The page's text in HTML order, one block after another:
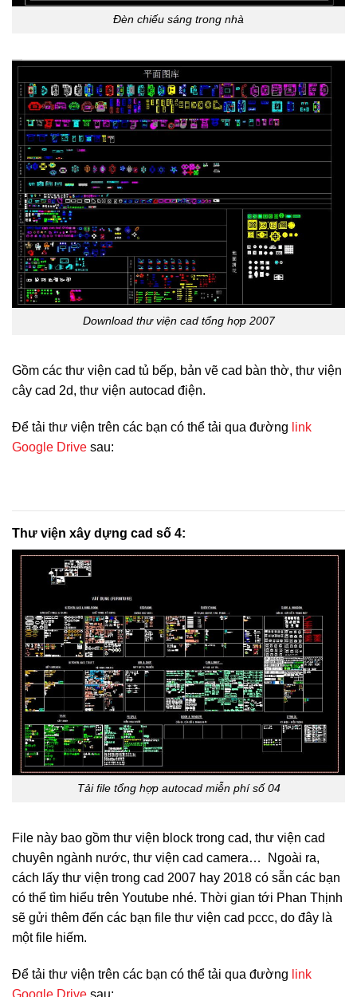
Đèn chiếu sáng trong nhà
Download thư viện cad tổng hợp 2007
Gồm các thư viện cad tủ bếp, bản vẽ cad bàn thờ, thư viện
cây cad 2d, thư viện autocad điện.
Để tải thư viện trên các bạn có thể tải qua đường link
Google Drive sau:
Thư viện xây dựng cad số 4:
Tải file tổng hợp autocad miễn phí số 04
File này bao gồm thư viện block trong cad, thư viện cad
chuyên ngành nước, thư viện cad camera… Ngoài ra,
cách lấy thư viện trong cad 2007 hay 2018 có sẵn các bạn
có thể tìm hiểu trên Youtube nhé. Thời gian tới Phan Thịnh
sẽ gửi thêm đến các bạn file thư viện cad pccc, do đây là
một file hiếm.
Để tải thư viện trên các bạn có thể tải qua đường link
Google Drive sau: